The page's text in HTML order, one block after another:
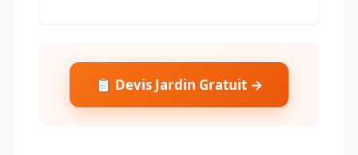
📋 Devis Jardin Gratuit →